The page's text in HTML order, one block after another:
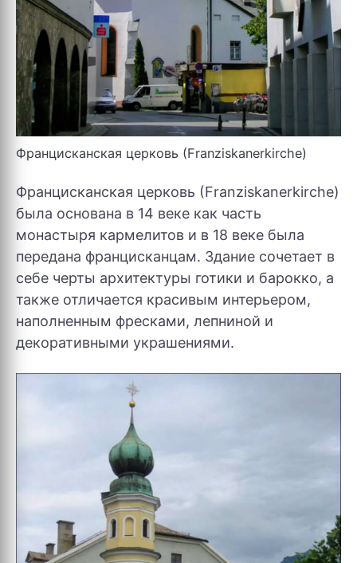
Францисканская церковь (Franziskanerkirche)
Францисканская церковь (Franziskanerkirche)
была основана в 14 веке как часть
монастыря кармелитов и в 18 веке была
передана францисканцам. Здание сочетает в
себе черты архитектуры готики и барокко, а
также отличается красивым интерьером,
наполненным фресками, лепниной и
декоративными украшениями.